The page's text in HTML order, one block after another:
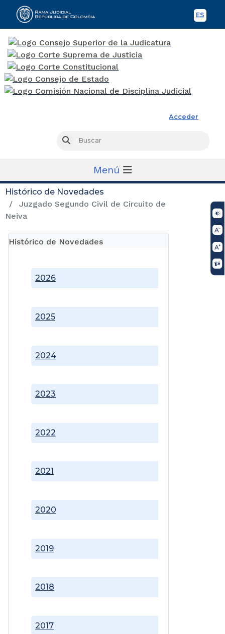
ES
Acceder
Buscar
Menú
Histórico de Novedades
Juzgado Segundo Civil de Circuito de
Neiva
Histórico de Novedades
2017
2018
2019
2020
2021
2022
2023
2024
2025
2026